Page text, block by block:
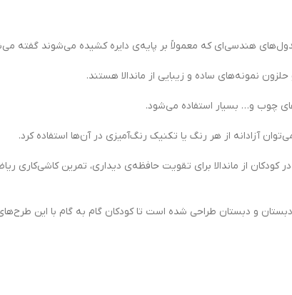
نمونه‌های ساده و زیبایی از ماندالا هستند.
چوب و… بسیار استفاده می‌شود.
آزادانه از هر رنگ یا تکنیک رنگ‌آمیزی در آن‌ها استفاده کرد.
کودکان از ماندالا برای تقویت حافظه‌ی دیداری، تمرین کاشی‌کاری
و دبستان طراحی شده است تا کودکان گام به گام با این طرح‌های